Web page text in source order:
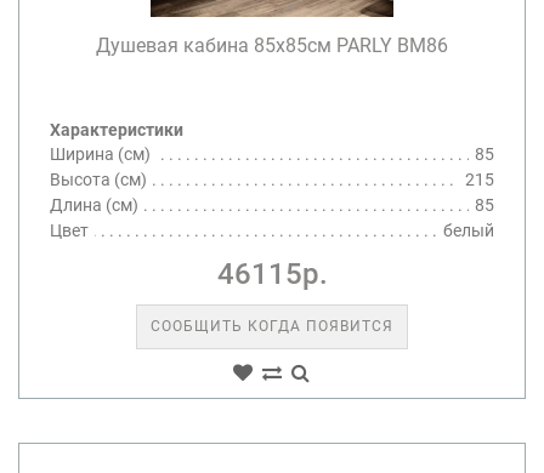
Душевая кабина 85х85см PARLY BM86
Характеристики
Ширина (см)
85
Высота (см)
215
Длина (см)
85
Цвет
белый
46115р.
СООБЩИТЬ КОГДА ПОЯВИТСЯ